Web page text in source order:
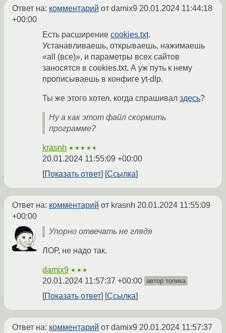
Ответ на: комментарий от damix9 20.01.2024 11:44:18
+00:00
Есть расширение cookies.txt.
Устанавливаешь, открываешь, нажимаешь
«all (все)», и параметры всех сайтов
заносятся в cookies.txt. А уж путь к нему
прописываешь в конфиге yt-dlp.
Ты же этого хотел, когда спрашивал здесь?
Ну а как этот файл скормить
программе?
krasnh ★★★★★
20.01.2024 11:55:09 +00:00
Показать ответ
Ссылка
Ответ на: комментарий от krasnh 20.01.2024 11:55:09
+00:00
Упорно отвечать не глядя
ЛОР, не надо так.
damix9 ★★★
20.01.2024 11:57:37 +00:00 автор топика
Показать ответ Ссылка
Ответ на: комментарий от damix9 20.01.2024 11:57:37